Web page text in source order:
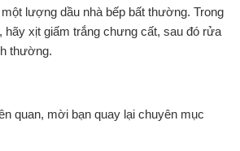
lượng dầu nhà bếp bất thường. Trong
xịt giấm trắng chưng cất, sau đó rửa
thường.
quan, mời bạn quay lại chuyên mục